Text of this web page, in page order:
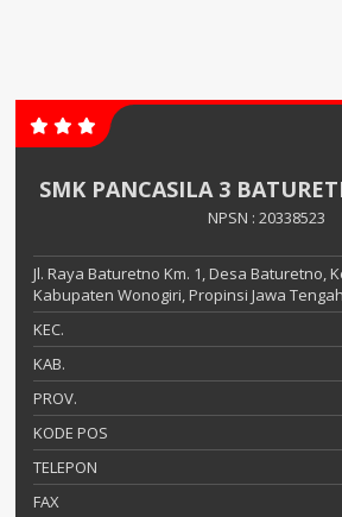
SMK PANCASILA 3
NPSN : 20338523
Jl. Raya Baturetno Km. 1, Desa Baturetno,
Kabupaten Wonogiri, Propinsi Jawa Tengah
KEC.
KAB.
PROV.
KODE POS
TELEPON
FAX